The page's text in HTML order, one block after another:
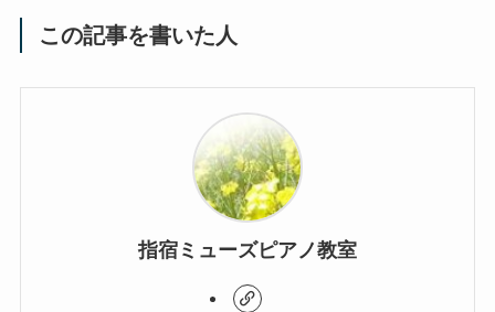
この記事を書いた人
指宿ミューズピアノ教室